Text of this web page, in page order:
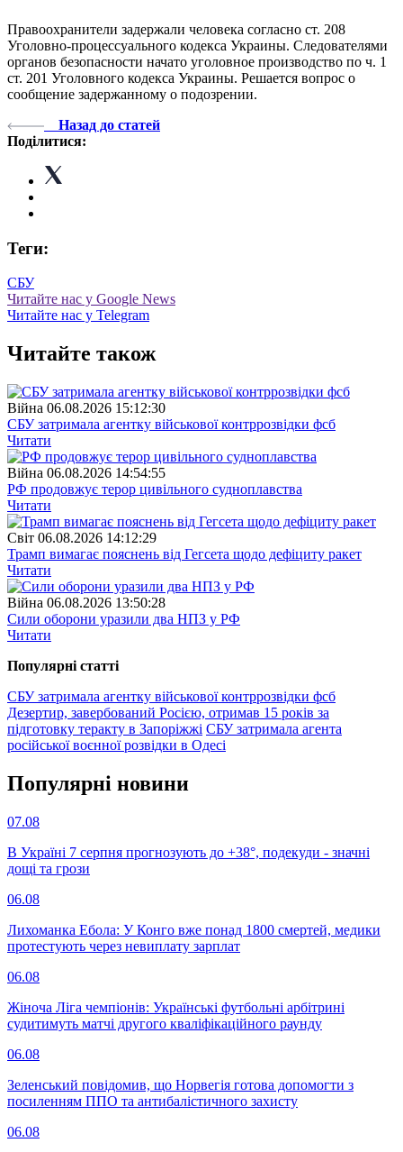
Правоохранители задержали человека согласно ст. 208
Уголовно-процессуального кодекса Украины. Следователями
органов безопасности начато уголовное производство по ч. 1
ст. 201 Уголовного кодекса Украины. Решается вопрос о
сообщение задержанному о подозрении.
Назад до статей
Поділитися:
Теги:
СБУ
Читайте нас у Google News
Читайте нас у Telegram
Читайте також
Війна 06.08.2026 15:12:30
СБУ затримала агентку військової контррозвідки фсб
Читати
Війна 06.08.2026 14:54:55
РФ продовжує терор цивільного судноплавства
Читати
Свiт 06.08.2026 14:12:29
Трамп вимагає пояснень від Гегсета щодо дефіциту ракет
Читати
Війна 06.08.2026 13:50:28
Сили оборони уразили два НПЗ у РФ
Читати
Популярнi статтi
СБУ затримала агентку військової контррозвідки фсб
Дезертир, завербований Росією, отримав 15 років за
підготовку теракту в Запоріжжі СБУ затримала агента
російської воєнної розвідки в Одесі
Популярнi новини
07.08
В Україні 7 серпня прогнозують до +38°, подекуди - значні
дощі та грози
06.08
Лихоманка Ебола: У Конго вже понад 1800 смертей, медики
протестують через невиплату зарплат
06.08
Жіноча Ліга чемпіонів: Українські футбольні арбітрині
судитимуть матчі другого кваліфікаційного раунду
06.08
Зеленський повідомив, що Норвегія готова допомогти з
посиленням ППО та антибалістичного захисту
06.08